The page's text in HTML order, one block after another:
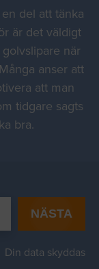
del att tänka
är det väldigt
när
anser att
att man
tidgare sagts
bra.
NÄSTA
Din data skyddas